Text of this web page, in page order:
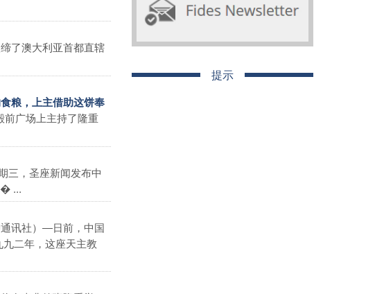
了澳大利亚首都直辖
粮，上主借助这饼奉
广场上主持了隆重
三，圣座新闻发布中
� ...
讯社）―日前，中国
二年，这座天主教
提示